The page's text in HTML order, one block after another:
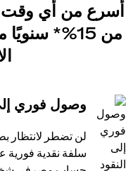
أسرع من أي
وصول فوري
لن تضطر لانتظار
سلفة نقدية فورية